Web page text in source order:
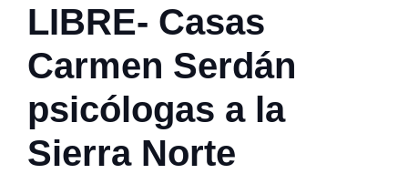
LIBRE- Casas
Carmen Serdán
psicólogas a la
Sierra Norte